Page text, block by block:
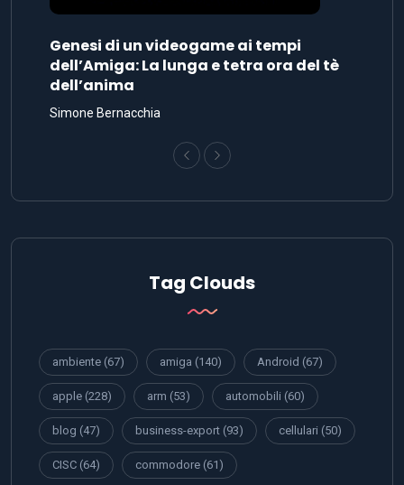
Genesi di un videogame ai tempi
dell’Amiga: La lunga e tetra ora del tè
dell’anima
Simone Bernacchia
Tag Clouds
ambiente (67) amiga (140) Android (67)
apple (228) arm (53) automobili (60)
blog (47) business-export (93) cellulari (50)
CISC (64) commodore (61)